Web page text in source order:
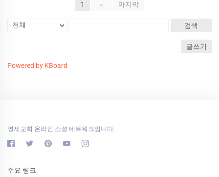
1 » 마지막
검색
글쓰기
Powered by KBoard
영세교회 온라인 소셜 네트워크입니다.
주요 링크